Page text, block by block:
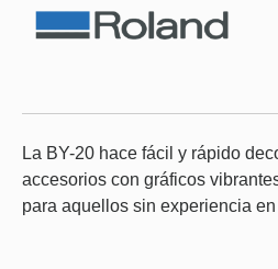
La BY-20 hace fácil y rápido
accesorios con gráficos
para aquellos sin experiencia